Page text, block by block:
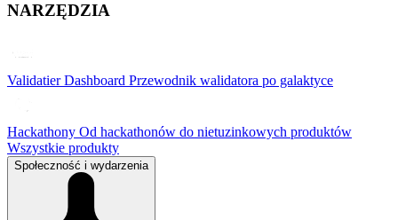
NARZĘDZIA
Validatier Dashboard Przewodnik walidatora po galaktyce
Hackathony Od hackathonów do nietuzinkowych produktów
Wszystkie produkty
Społeczność i wydarzenia